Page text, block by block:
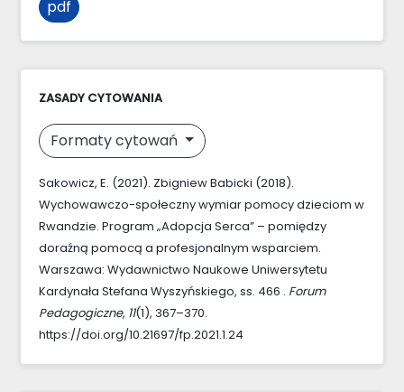
pdf
ZASADY CYTOWANIA
Formaty cytowań
Sakowicz, E. (2021). Zbigniew Babicki (2018).
Wychowawczo-społeczny wymiar pomocy dzieciom w
Rwandzie. Program „Adopcja Serca” – pomiędzy
doraźną pomocą a profesjonalnym wsparciem.
Warszawa: Wydawnictwo Naukowe Uniwersytetu
Kardynała Stefana Wyszyńskiego, ss. 466 . Forum
Pedagogiczne, 11(1), 367–370.
https://doi.org/10.21697/fp.2021.1.24